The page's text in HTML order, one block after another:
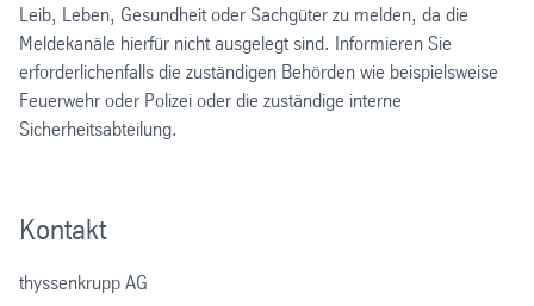
Leib, Leben, Gesundheit oder Sachgüter zu melden, da die
Meldekanäle hierfür nicht ausgelegt sind. Informieren Sie
erforderlichenfalls die zuständigen Behörden wie beispielsweise
Feuerwehr oder Polizei oder die zuständige interne
Sicherheitsabteilung.
Kontakt
thyssenkrupp AG